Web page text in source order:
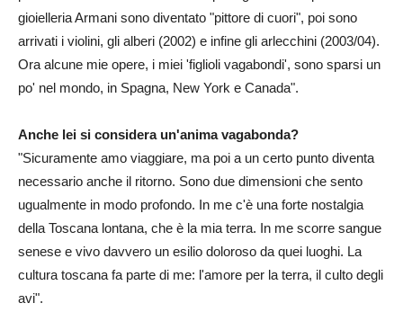
gioielleria Armani sono diventato "pittore di cuori", poi sono
arrivati i violini, gli alberi (2002) e infine gli arlecchini (2003/04).
Ora alcune mie opere, i miei 'figlioli vagabondi', sono sparsi un
po' nel mondo, in Spagna, New York e Canada".
Anche lei si considera un'anima vagabonda?
"Sicuramente amo viaggiare, ma poi a un certo punto diventa
necessario anche il ritorno. Sono due dimensioni che sento
ugualmente in modo profondo. In me c'è una forte nostalgia
della Toscana lontana, che è la mia terra. In me scorre sangue
senese e vivo davvero un esilio doloroso da quei luoghi. La
cultura toscana fa parte di me: l'amore per la terra, il culto degli
avi".